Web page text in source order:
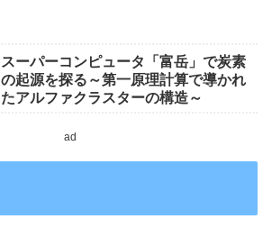
スーパーコンピュータ「富岳」で炭素
の起源を探る～第一原理計算で導かれ
たアルファクラスターの構造～
ad